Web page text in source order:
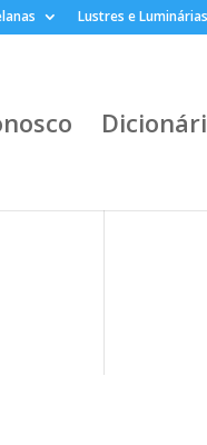
Lustres e Luminárias